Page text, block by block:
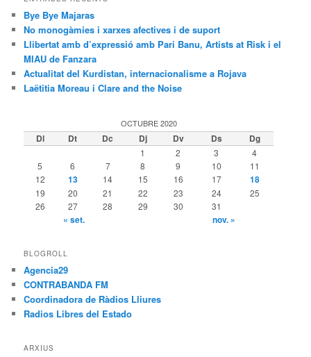
Bye Bye Majaras
No monogàmies i xarxes afectives i de suport
Llibertat amb d’expressió amb Pari Banu, Artists at Risk i el
MIAU de Fanzara
Actualitat del Kurdistan, internacionalisme a Rojava
Laëtitia Moreau i Clare and the Noise
OCTUBRE 2020
Dl Dt Dc Dj Dv Ds Dg
1 2 3
4
5
6 7 8 9 10
11
12
13 14 15 16 17 18
19 20 21 22 23 24
25
26
27 28 29 30 31
« set. nov. »
BLOGROLL
Agencia29
CONTRABANDA FM
Coordinadora de Ràdios Lliures
Radios Libres del Estado
ARXIUS